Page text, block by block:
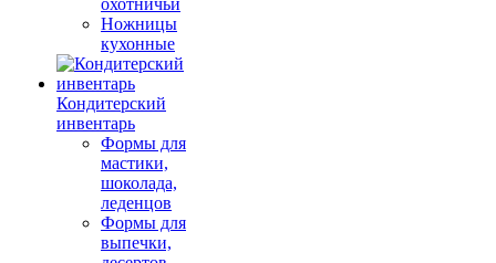
охотничьи
Ножницы
кухонные
Кондитерский
инвентарь
Формы для
мастики,
шоколада,
леденцов
Формы для
выпечки,